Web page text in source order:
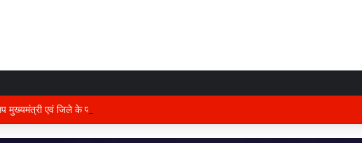
मुख्यमंत्री एवं जिले के प्रभारी मंत्री अरुण साव कल लेंगे विभागीय योजनाओं और विकास कार्यों की समीक्षा